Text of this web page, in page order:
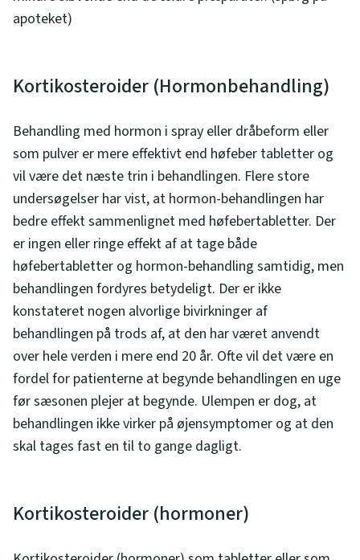
apoteket)
Kortikosteroider (Hormonbehandling)
Behandling med hormon i spray eller dråbeform eller
som pulver er mere effektivt end høfeber tabletter og
vil være det næste trin i behandlingen. Flere store
undersøgelser har vist, at hormon-behandlingen har
bedre effekt sammenlignet med høfebertabletter. Der
er ingen eller ringe effekt af at tage både
høfebertabletter og hormon-behandling samtidig, men
behandlingen fordyres betydeligt. Der er ikke
konstateret nogen alvorlige bivirkninger af
behandlingen på trods af, at den har været anvendt
over hele verden i mere end 20 år. Ofte vil det være en
fordel for patienterne at begynde behandlingen en uge
før sæsonen plejer at begynde. Ulempen er dog, at
behandlingen ikke virker på øjensymptomer og at den
skal tages fast en til to gange dagligt.
Kortikosteroider (hormoner)